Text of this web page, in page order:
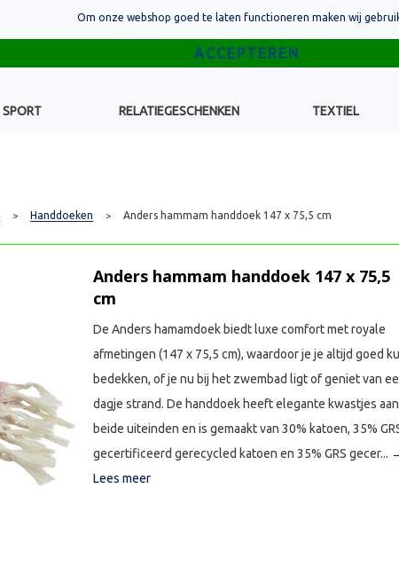
SPORT RELATIEGESCHENKEN TEXTIEL
> Handdoeken > Anders hammam handdoek 147 x 75,5 cm
Anders hammam handdoek 147 x 75,5
cm
De Anders hamamdoek biedt luxe comfort met royale
afmetingen (147 x 75,5 cm), waardoor je je altijd goed
bedekken, of je nu bij het zwembad ligt of geniet van
dagje strand. De handdoek heeft elegante kwastjes aan
beide uiteinden en is gemaakt van 30% katoen, 35%
gecertificeerd gerecycled katoen en 35% GRS gecer...
Lees meer
Om onze webshop goed te laten functioneren maken wij